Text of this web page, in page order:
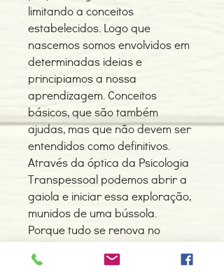
limitando a conceitos
estabelecidos. Logo que
nascemos somos envolvidos em
determinadas ideias e
principiamos a nossa
aprendizagem. Conceitos
básicos, que são também
ajudas, mas que não devem ser
entendidos como definitivos.
Através da óptica da Psicologia
Transpessoal podemos abrir a
gaiola e iniciar essa exploração,
munidos de uma bússola.
Porque tudo se renova no
mundo e aquilo que hoje são
evidências, amanhã apenas